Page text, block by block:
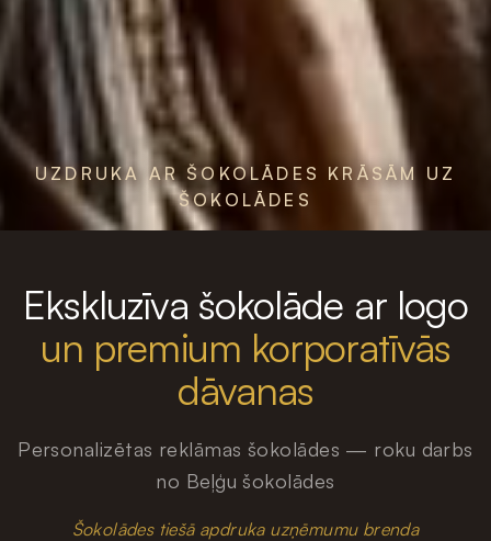
UZDRUKA AR ŠOKOLĀDES KRĀSĀM UZ
ŠOKOLĀDES
Ekskluzīva šokolāde ar logo
un premium korporatīvās
dāvanas
Personalizētas reklāmas šokolādes — roku darbs
no Beļģu šokolādes
Šokolādes tiešā apdruka uzņēmumu brenda